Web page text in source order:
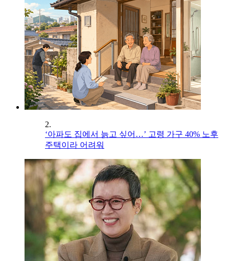
2.
‘아파도 집에서 늙고 싶어…’ 고령 가구 40% 노후
주택이라 어려워